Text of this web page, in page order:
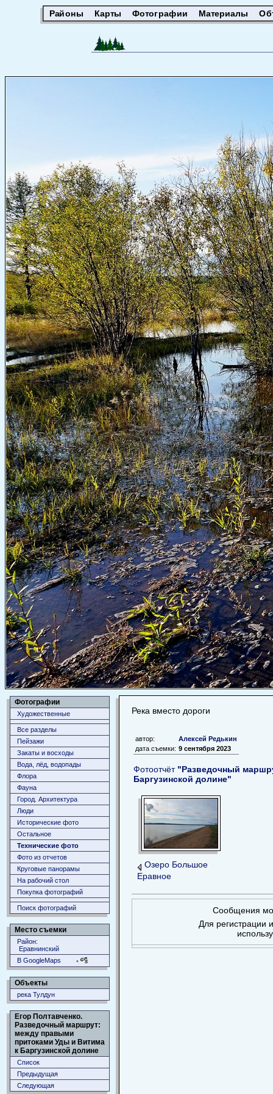
Районы Карты Фотографии Материалы
Фотографии
Художественные
Все разделы
Пейзажи
Закаты и восходы
Вода, лёд, водопады
Флора
Фауна
Город. Архитектура
Люди
Исторические фото
Остальное
Технические фото
Фото из отчетов
Круговые панорамы
На рабочий стол
Покупка фотографий
Поиск фотографий
Место съемки
Район:
Еравнинский
В GoogleMaps
•
Объекты
река Тулдун
Егор Полтавченко.
Разведочный маршрут:
между правыми
притоками Уды и Витима
к Баргузинской долине
Список
Предыдущая
Следующая
Река вместо дороги
автор:
Алексей Редькин
дата съемки: 9 сентября 2023
Фотоотчёт "Разведочный
Баргузинской долине"
Озеро Большое
Еравное
Сообщения
Для регистрации